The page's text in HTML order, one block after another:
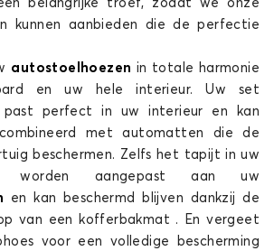
belangrijke troef, zodat we onze
kunnen aanbieden die de perfectie
autostoelhoezen in totale harmonie
en uw hele interieur. Uw set
past perfect in uw interieur en kan
met automatten die de
beschermen. Zelfs het tapijt in uw
worden aangepast aan uw
en kan beschermd blijven dankzij de
van een kofferbakmat . En vergeet
voor een volledige bescherming